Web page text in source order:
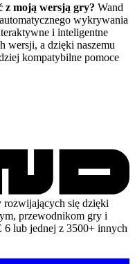
z moją wersją gry? Wand
wykrywania
i inteligentne
wersji, a dzięki naszemu
kompatybilne pomoce
rozwijających się dzięki
przewodnikom gry i
lub jednej z 3500+ innych